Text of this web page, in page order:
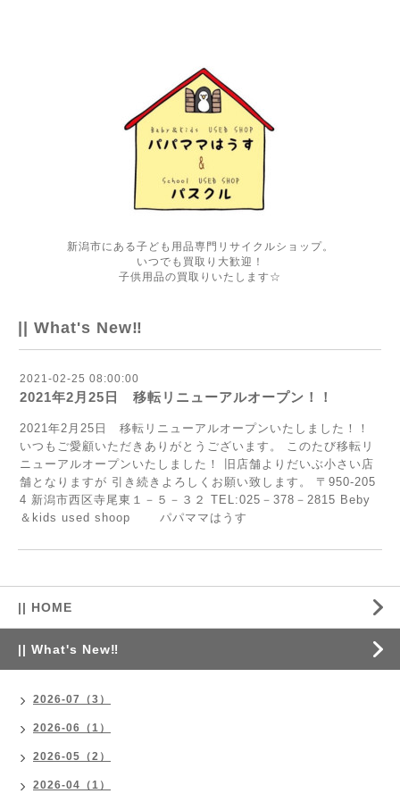
新潟市にある子ども用品専門リサイクルショップ。
いつでも買取り大歓迎！
子供用品の買取りいたします☆
|| What's New‼
2021-02-25 08:00:00
2021年2月25日 移転リニューアルオープン！！
2021年2月25日 移転リニューアルオープンいたしました！！
いつもご愛顧いただきありがとうございます。 このたび移転リ
ニューアルオープンいたしました！ 旧店舗よりだいぶ小さい店
舗となりますが 引き続きよろしくお願い致します。 〒950-205
4 新潟市西区寺尾東１－５－３２ TEL:025－378－2815 Beby
＆kids used shoop パパママはうす
|| HOME
|| What's New‼
2026-07（3）
2026-06（1）
2026-05（2）
2026-04（1）